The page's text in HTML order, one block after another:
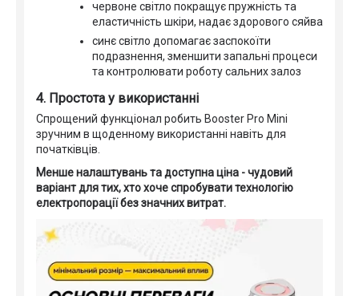
червоне світло покращує пружність та
еластичність шкіри, надає здорового сяйва
синє світло допомагає заспокоїти
подразнення, зменшити запальні процеси
та контролювати роботу сальних залоз
4. Простота у використанні
Спрощений функціонал робить Booster Pro Mini
зручним в щоденному використанні навіть для
початківців.
Менше налаштувань та доступна ціна - чудовий
варіант для тих, хто хоче спробувати технологію
електропорації без значних витрат.